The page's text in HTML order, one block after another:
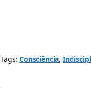
Tags:Consciência,